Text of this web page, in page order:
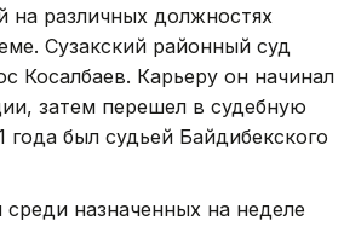
на различных должностях
Сузакский районный суд
Косалбаев. Карьеру он начинал
затем перешел в судебную
года был судьей Байдибекского
назначенных на неделе